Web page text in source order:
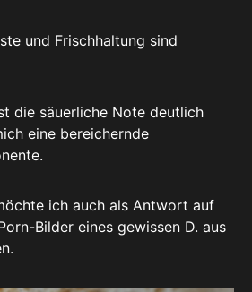
und Frischhaltung sind
die säuerliche Note deutlich
eine bereichernde
ich auch als Antwort auf
Bilder eines gewissen D. aus